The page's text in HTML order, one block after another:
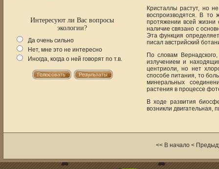
Интересуют ли Вас вопросы
экологии?
Да очень сильно
Нет, мне это не интересно
Иногда, когда о ней говорят по т.в.
Кристаллы растут, но
воспроизводятся. В то
протяжении всей жизни
наличие связано с
Эта функция
писал австрийский
По словам
излучением и
центриоли, но нет
способе питания, то
минеральных
растения в процессе
В ходе развития
возникли двигательная,
<< В начало <